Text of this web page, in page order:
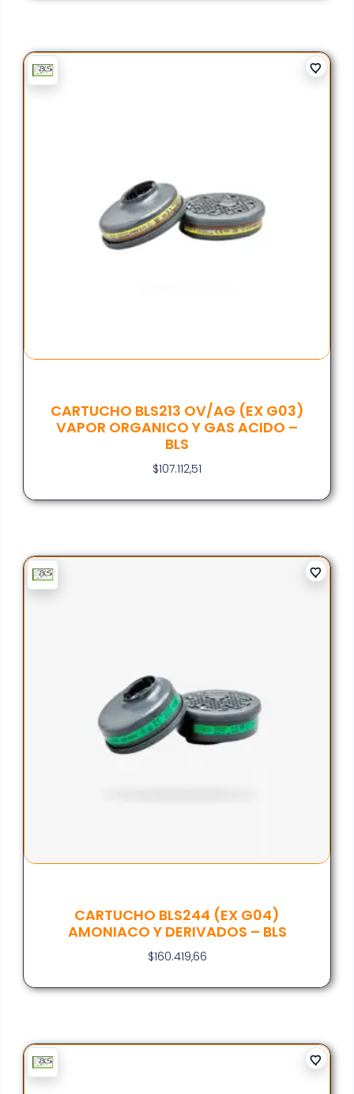
CARTUCHO BLS213 OV/AG (EX G03)
VAPOR ORGANICO Y GAS ACIDO –
BLS
$107.112,51
CARTUCHO BLS244 (EX G04)
AMONIACO Y DERIVADOS – BLS
$160.419,66